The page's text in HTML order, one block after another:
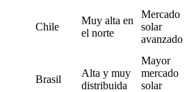
Chile
Muy alta en
el norte
Mercado
solar
avanzado
Brasil
Alta y muy
distribuida
Mayor
mercado
solar